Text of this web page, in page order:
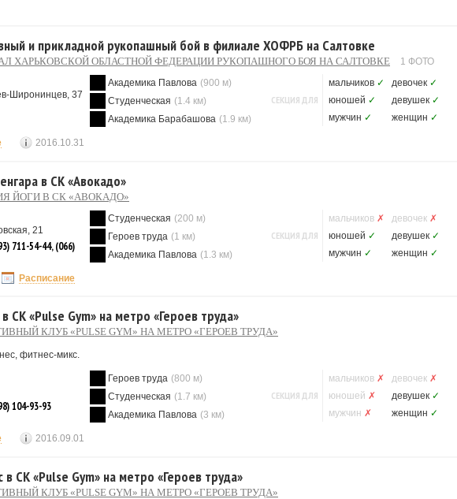
и прикладной рукопашный бой в филиале ХОФРБ на Салтовке
ХАРЬКОВСКОЙ ОБЛАСТНОЙ ФЕДЕРАЦИИ РУКОПАШНОГО БОЯ НА САЛТОВКЕ
1 ФОТО
Широнинцев, 37
Академика Павлова (900 м)
Студенческая (1.4 км)
Академика Барабашова (1.9 км)
СЕКЦИЯ ДЛЯ
мальчиков ✓ девочек ✓
юношей ✓ девушек ✓
мужчин ✓ женщин ✓
2016.10.31
в СК «Авокадо»
ЙОГИ В СК «АВОКАДО»
21
711-54-44, (066)
Студенческая (200 м)
Героев труда (1 км)
Академика Павлова (1.3 км)
СЕКЦИЯ ДЛЯ
мальчиков ✗ девочек ✗
юношей ✓ девушек ✓
мужчин ✓ женщин ✓
Расписание
СК «Pulse Gym» на метро «Героев труда»
КЛУБ «PULSE GYM» НА МЕТРО «ГЕРОЕВ ТРУДА»
фитнес-микс.
104-93-93
Героев труда (800 м)
Студенческая (1.7 км)
Академика Павлова (3 км)
СЕКЦИЯ ДЛЯ
мальчиков ✗ девочек ✗
юношей ✗ девушек ✓
мужчин ✗ женщин ✓
2016.09.01
в СК «Pulse Gym» на метро «Героев труда»
КЛУБ «PULSE GYM» НА МЕТРО «ГЕРОЕВ ТРУДА»